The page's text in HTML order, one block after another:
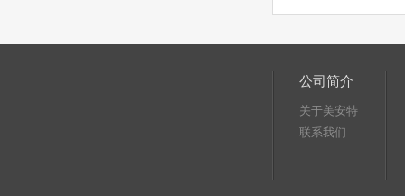
公司简介
关于美安特
联系我们